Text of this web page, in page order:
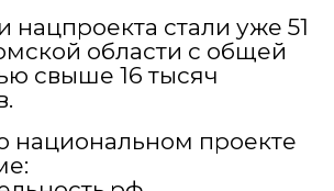
нацпроекта стали уже 51
области с общей
свыше 16 тысяч
национальном проекте